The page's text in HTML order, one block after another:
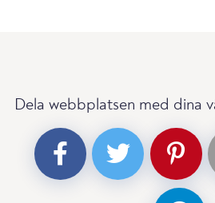
Dela webbplatsen med dina